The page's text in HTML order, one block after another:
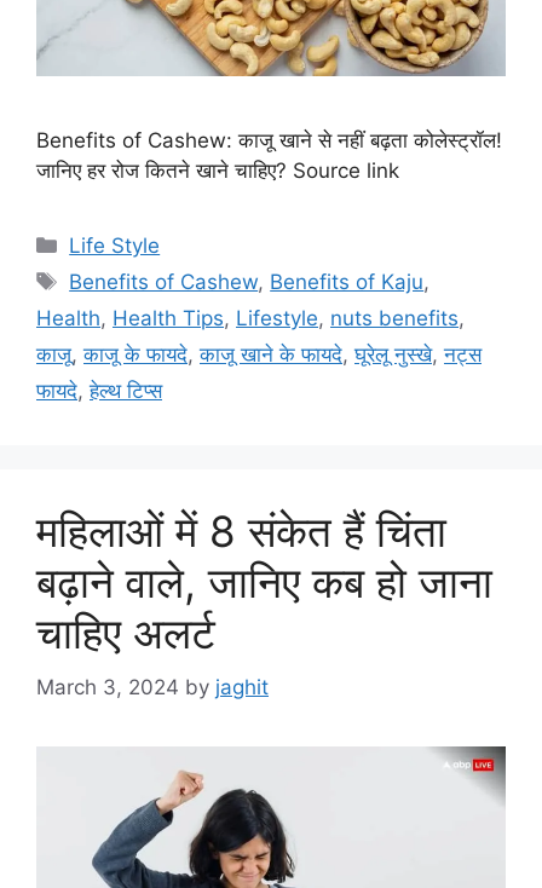
Benefits of Cashew: काजू खाने से नहीं बढ़ता कोलेस्ट्रॉल!
जानिए हर रोज कितने खाने चाहिए? Source link
C
a
e
g
o
s
Life Style
T
a
s
Benefits of Cashew, Benefits of Kaju,
Health, Health Tips, Lifestyle, nuts benefits,
काजू,काजू के फायदे,काजू खाने के फायदे,घूरेलू नुस्खे,नट्स
फायदे,हेल्थ टिप्स
महिलाओं में 8 संकेत हैं चिंता
बढ़ाने वाले, जानिए कब हो जाना
चाहिए अलर्ट
March 3, 2024 by jaghit